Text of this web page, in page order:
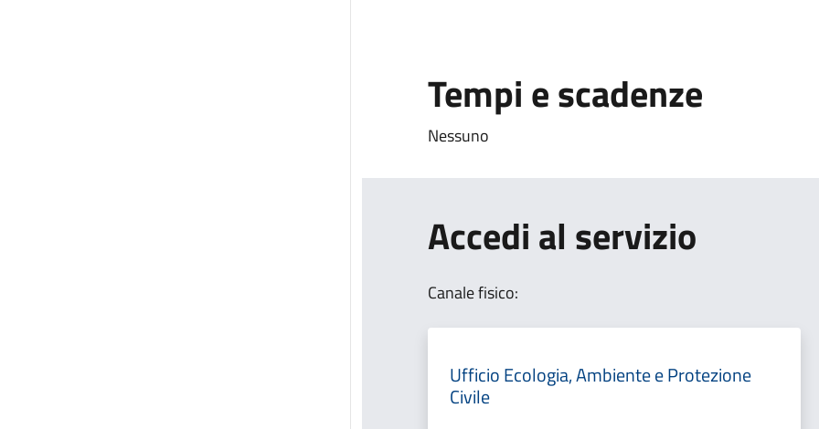
Tempi e scadenze
Nessuno
Accedi al servizio
Canale fisico:
Ufficio Ecologia, Ambiente e Protezione
Civile